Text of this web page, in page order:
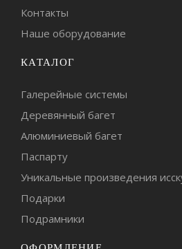
Контакты
Наше оборудование
КАТАЛОГ
Галерейные системы
Деревянный багет
Алюминиевый багет
Паспарту
Уникальные произведения
Подарки
Подрамники